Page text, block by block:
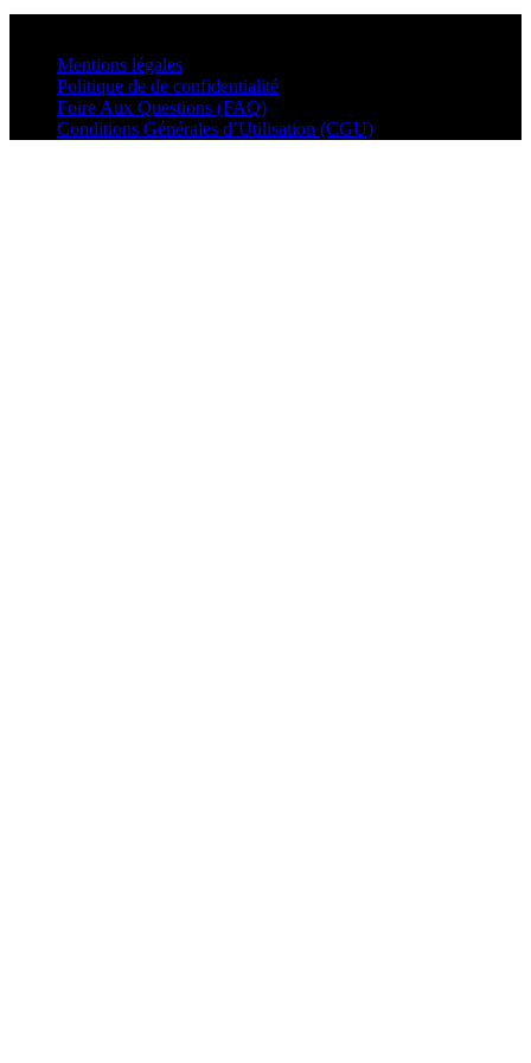
Mentions légales
Politique de de confidentialité
Foire Aux Questions (FAQ)
Conditions Générales d’Utilisation (CGU)